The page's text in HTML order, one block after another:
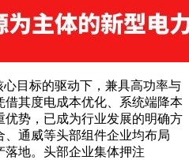
心目标的驱动下，兼具高功率与
借其度电成本优化、系统端降本
优势，已成为行业发展的明确方
通威等头部组件企业均布局
落地。头部企业集体押注